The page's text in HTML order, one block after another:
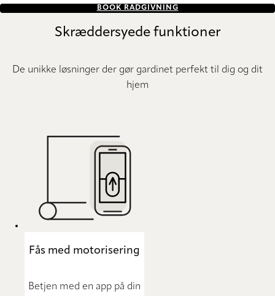
BOOK RÅDGIVNING
Skræddersyede funktioner
De unikke løsninger der gør gardinet perfekt til dig og dit
hjem
Fås med motorisering
Betjen med en app på din